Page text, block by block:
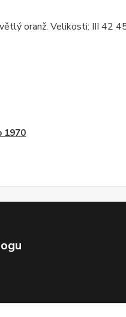
oranž. Velikosti: III 42
1970